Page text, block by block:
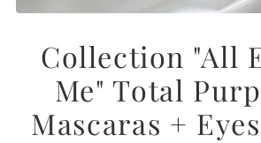
Collection "All
Me" Total
Mascaras +